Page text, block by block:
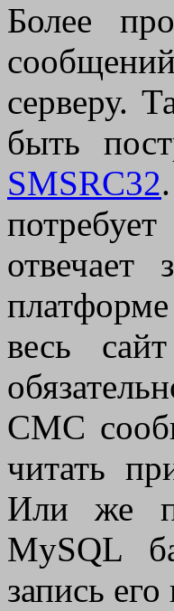
Более
серверу.
быть
SMSRC32
платформе
весь
СМС
читать
Или же
MySQL
запись